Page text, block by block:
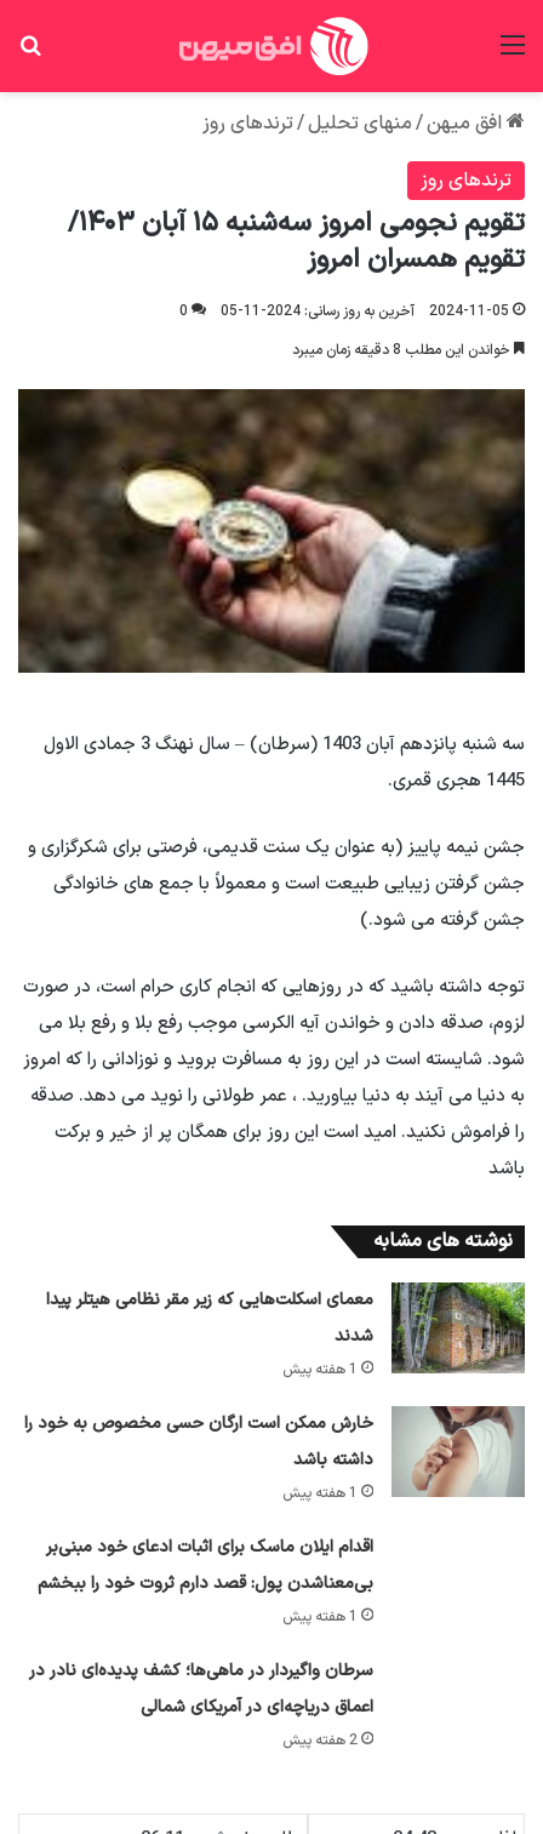
افق میهن/منهای تحلیل/ترندهای روز
ترندهای روز
تقویم نجومی امروز سه‌شنبه ۱۵ آبان ۱۴۰۳/
تقویم همسران امروز
2024-11-05 آخرین به روز رسانی: 2024-11-05
0
خواندن این مطلب 8 دقیقه زمان میبرد
سه شنبه پانزدهم آبان 1403 (سرطان) – سال نهنگ 3 جمادی الاول
1445 هجری قمری.
جشن نیمه پاییز (به عنوان یک سنت قدیمی، فرصتی برای شکرگزاری و
جشن گرفتن زیبایی طبیعت است و معمولاً با جمع های خانوادگی
جشن گرفته می شود.)
توجه داشته باشید که در روزهایی که انجام کاری حرام است، در صورت
لزوم، صدقه دادن و خواندن آیه الکرسی موجب رفع بلا و رفع بلا می
شود. شایسته است در این روز به مسافرت بروید و نوزادانی را که امروز
به دنیا می آیند به دنیا بیاورید. ، عمر طولانی را نوید می دهد. صدقه
را فراموش نکنید. امید است این روز برای همگان پر از خیر و برکت
باشد
نوشته های مشابه
معمای اسکلت‌هایی که زیر مقر نظامی هیتلر پیدا
شدند
1 هفته پیش
خارش ممکن است ارگان حسی مخصوص به خود را
داشته باشد
1 هفته پیش
اقدام ایلان ماسک برای اثبات ادعای خود مبنی‌بر
بی‌معناشدن پول: قصد دارم ثروت خود را ببخشم
1 هفته پیش
سرطان واگیردار در ماهی‌ها؛ کشف پدیده‌ای نادر در
اعماق دریاچه‌ای در آمریکای شمالی
2 هفته پیش